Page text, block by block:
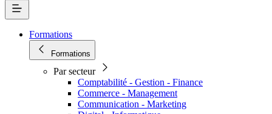
Formations
Formations
Par secteur
Comptabilité - Gestion - Finance
Commerce - Management
Communication - Marketing